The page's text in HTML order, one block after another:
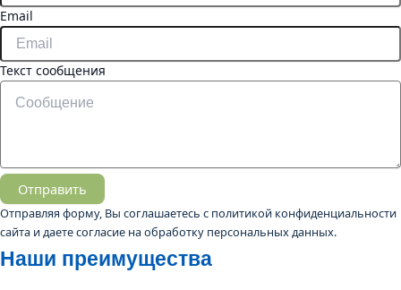
Email
Текст сообщения
Отправить
Отправляя форму, Вы соглашаетесь с политикой конфиденциальности
сайта и даете согласие на обработку персональных данных.
Наши преимущества